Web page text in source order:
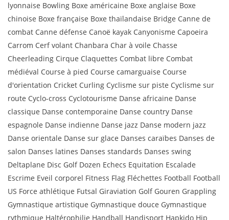
lyonnaise Bowling Boxe américaine Boxe anglaise Boxe
chinoise Boxe française Boxe thaïlandaise Bridge Canne de
combat Canne défense Canoë kayak Canyonisme Capoeira
Carrom Cerf volant Chanbara Char à voile Chasse
Cheerleading Cirque Claquettes Combat libre Combat
médiéval Course à pied Course camarguaise Course
d'orientation Cricket Curling Cyclisme sur piste Cyclisme sur
route Cyclo-cross Cyclotourisme Danse africaine Danse
classique Danse contemporaine Danse country Danse
espagnole Danse indienne Danse jazz Danse modern jazz
Danse orientale Danse sur glace Danses caraïbes Danses de
salon Danses latines Danses standards Danses swing
Deltaplane Disc Golf Dozen Echecs Equitation Escalade
Escrime Eveil corporel Fitness Flag Fléchettes Football Football
US Force athlétique Futsal Giraviation Golf Gouren Grappling
Gymnastique artistique Gymnastique douce Gymnastique
rythmique Haltérophilie Handball Handisport Hapkido Hip